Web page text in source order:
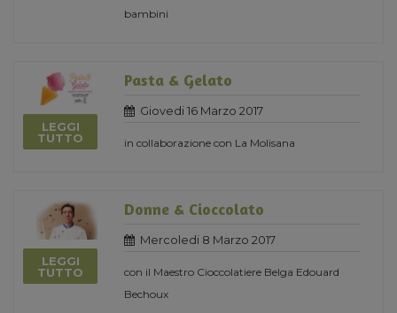
bambini
LEGGI
TUTTO
Pasta & Gelato
Giovedi 16 Marzo 2017
in collaborazione con La Molisana
LEGGI
TUTTO
Donne & Cioccolato
Mercoledi 8 Marzo 2017
con il Maestro Cioccolatiere Belga Edouard
Bechoux